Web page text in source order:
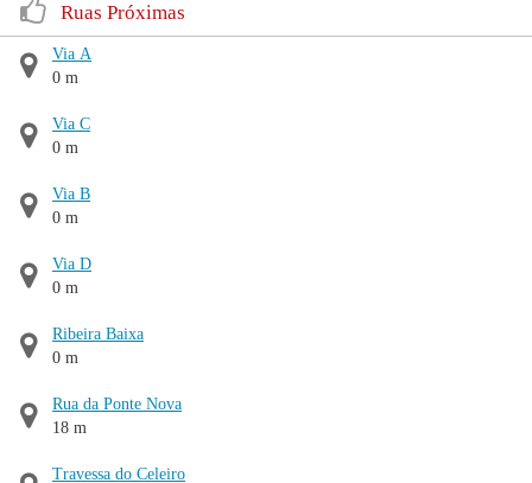
Ruas Próximas
Via A
0 m
Via C
0 m
Via B
0 m
Via D
0 m
Ribeira Baixa
0 m
Rua da Ponte Nova
18 m
Travessa do Celeiro